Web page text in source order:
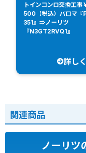
トインコンロ交換工事
500（税込）パロマ『
351』⇒ノーリツ
『N3GT2RVQ1』
詳し
関連商品
ノーリツ